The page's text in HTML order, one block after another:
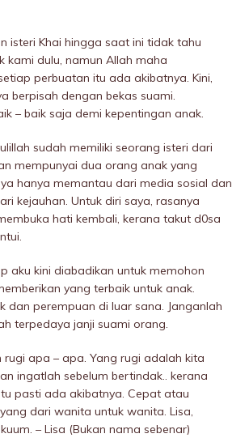
isteri Khai hingga saat ini tidak tahu
kami dulu, namun Allah maha
perbuatan itu ada akibatnya. Kini,
berpisah dengan bekas suami.
– baik saja demi kepentingan anak.
sudah memiliki seorang isteri dari
mempunyai dua orang anak yang
hanya memantau dari media sosiaI dan
kejauhan. Untuk diri saya, rasanya
hati kembali, kerana takut d0sa
aku kini diabadikan untuk memohon
yang terbaik untuk anak.
dan perempuan di luar sana. Janganlah
terpedaya janji suami orang.
rugi apa – apa. Yang rugi adalah kita
ingatlah sebelum bertindak.. kerana
pasti ada akibatnya. Cepat atau
dari wanita untuk wanita. Lisa,
– Lisa (Bukan nama sebenar)